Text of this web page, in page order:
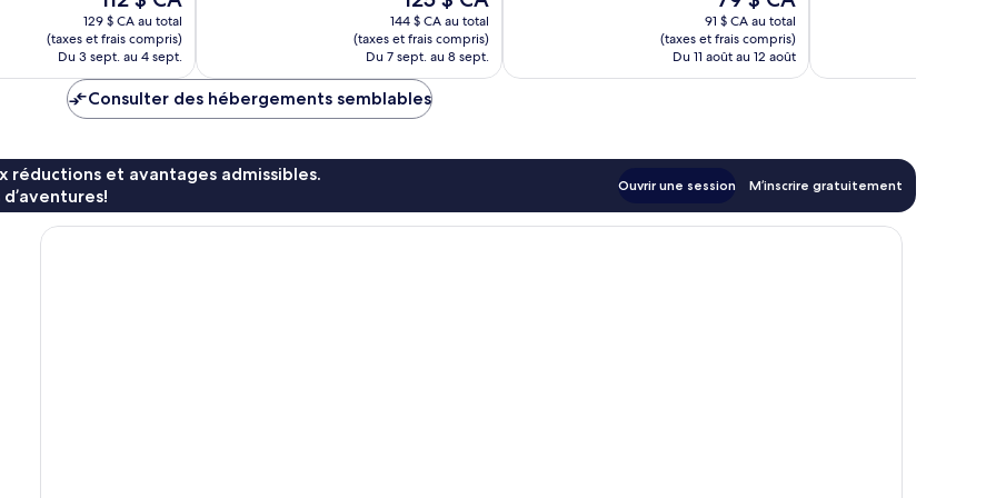
prix
est
de
112 $ CA
129 $ CA au total
(taxes et frais compris)
Du 3 sept. au 4 sept.
prix
est
de
125 $ CA
144 $ CA au total
(taxes et frais compris)
Du 7 sept. au 8 sept.
prix
est
de
79 $ CA
91 $ CA au total
(taxes et frais compris)
Du 11 août au 12 août
Consulter des hébergements semblables
réductions et avantages admissibles.
Ouvrir une session M’inscrire gratuitement